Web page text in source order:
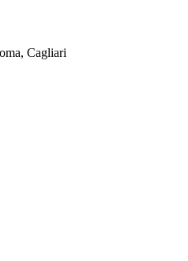
Cagliari